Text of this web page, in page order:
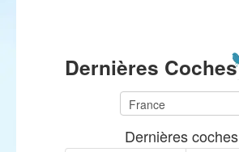
Dernières Coches
Dernières coches